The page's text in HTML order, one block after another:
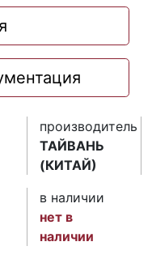
производитель
ТАЙВАНЬ
(КИТАЙ)
в наличии
нет в
наличии